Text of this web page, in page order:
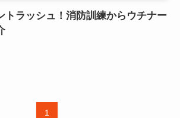
トラッシュ！消防訓練からウチナー
1